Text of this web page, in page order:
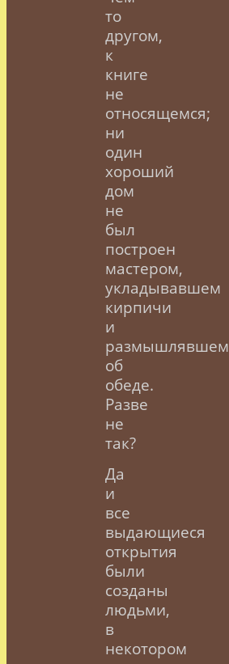
то
другом,
к
книге
не
относящемся;
ни
один
хороший
дом
не
был
построен
мастером,
укладывавшем
кирпичи
и
размышлявшем
об
обеде.
Разве
не
так?
Да
и
все
выдающиеся
открытия
были
созданы
людьми,
в
некотором